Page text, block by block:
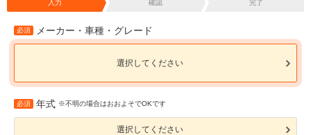
入力 確認 完了
必須 メーカー・車種・グレード
選択してください
必須 年式 ※不明の場合はおおよそでOKです
選択してください